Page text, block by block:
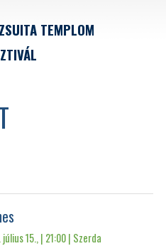
15., | 21:00 | Szerda
TEMPLOM